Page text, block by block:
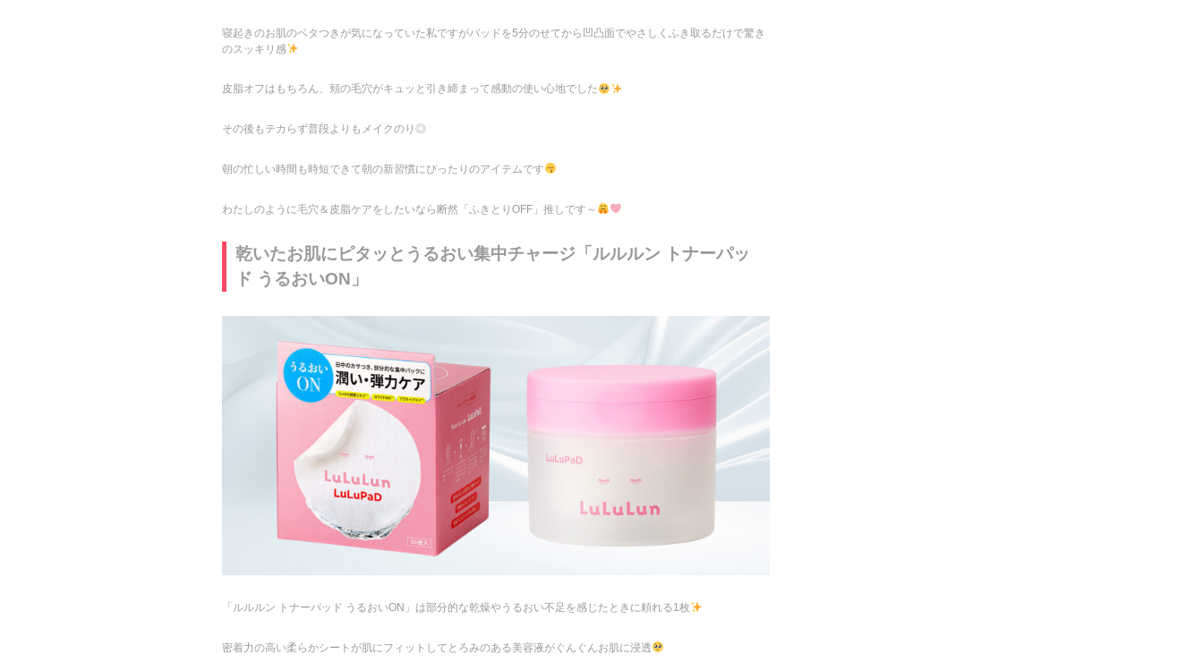
寝起きのお肌のベタつきが気になっていた私ですがパッドを5分のせてから凹凸面でやさしくふき取るだけで驚き
のスッキリ感
皮脂オフはもちろん、頬の毛穴がキュッと引き締まって感動の使い心地でした
その後もテカらず普段よりもメイクのり◎
朝の忙しい時間も時短できて朝の新習慣にぴったりのアイテムです
わたしのように毛穴＆皮脂ケアをしたいなら断然「ふきとりOFF」推しです～
乾いたお肌にピタッとうるおい集中チャージ「ルルルン トナーパッ
ド うるおいON」
「ルルルン トナーパッド うるおいON」は部分的な乾燥やうるおい不足を感じたときに頼れる1枚
密着力の高い柔らかシートが肌にフィットしてとろみのある美容液がぐんぐんお肌に浸透